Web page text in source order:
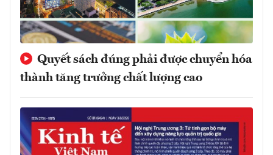
Quyết sách đúng phải được chuyển hóa
thành tăng trưởng chất lượng cao